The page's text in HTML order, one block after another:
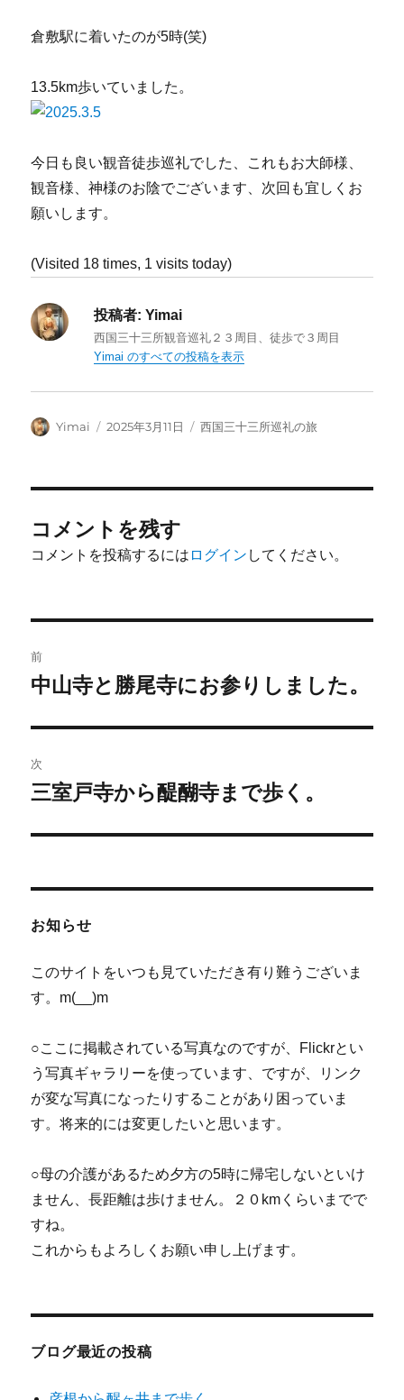
倉敷駅に着いたのが5時(笑)
13.5km歩いていました。
今日も良い観音徒歩巡礼でした、これもお大師様、
観音様、神様のお陰でございます、次回も宜しくお
願いします。
(Visited 18 times, 1 visits today)
投稿者: Yimai
西国三十三所観音巡礼２３周目、徒歩で３周目
Yimai のすべての投稿を表示
投
Yimai
投
2025年3月11日
カ
西国三十三所巡礼の旅
コメントを残す
コメントを投稿するには ログイン してください。
稿
ビ
ゲ
ー
前
前
投
稿:
中山寺と勝尾寺にお参りしました。
次
次
投
三室戸寺から醍醐寺まで歩く。
お知らせ
このサイトをいつも見ていただき有り難うございま
す。m(__)m
○ここに掲載されている写真なのですが、Flickrとい
う写真ギャラリーを使っています、ですが、リンク
が変な写真になったりすることがあり困っていま
す。将来的には変更したいと思います。
○母の介護があるため夕方の5時に帰宅しないといけ
ません、長距離は歩けません。２０kmくらいまでで
すね。
これからもよろしくお願い申し上げます。
ブログ最近の投稿